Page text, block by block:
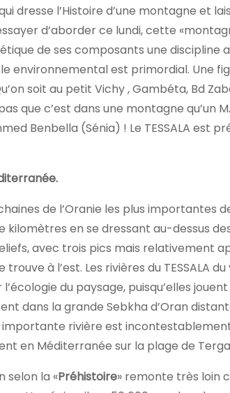
dresse l’Histoire d’une montagne et
d’aborder ce lundi, cette
de ses composants une discipline
environnemental est primordial. Une
soit au petit Vichy , Gambéta, Bd
que c’est dans une montagne qu’un
Benbella (Sénia) ! Le TESSALA est
de l’Oranie les plus importantes
kilomètres en se dressant au-dessus
avec trois pics mais relativement
trouve à l’est. Les rivières du TESSALA
du paysage, puisqu’elles
dans la grande Sebkha d’Oran
importante rivière est
en Méditerranée sur la plage de
selon la «Préhistoire» remonte très loin